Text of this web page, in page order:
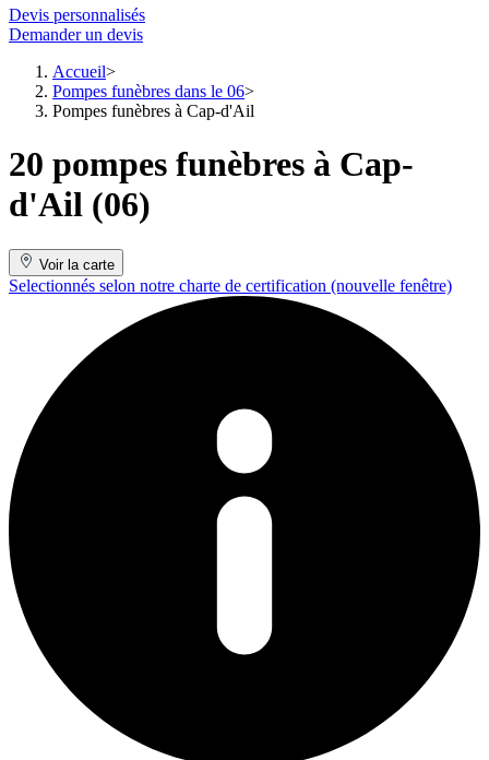
Devis personnalisés
Demander un devis
Accueil
Pompes funèbres dans le 06
Pompes funèbres à Cap-d'Ail
20 pompes funèbres à Cap-
d'Ail (06)
Voir la carte
Selectionnés selon notre charte de certification (nouvelle fenêtre)